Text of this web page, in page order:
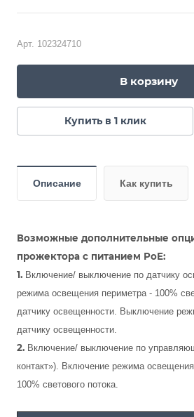
Арт. 102324710
В корзину
Купить в 1 клик
Описание Как купить
Возможные дополнительные
прожектора с питанием РоЕ:
1. Включение/ выключение по датчику
режима освещения периметра - 100%
датчику освещенности. Выключение
датчику освещенности.
2. Включение/ выключение по
контакт»). Включение режима
100% светового потока.